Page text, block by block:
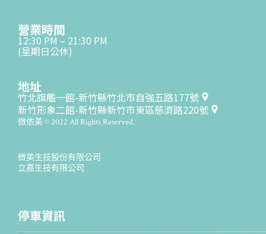
營業時間
12:30 PM – 21:30 PM
(星期日公休)
地址
竹北旗艦一館-新竹縣竹北市自強五路177號
新竹形象二館-新竹縣新竹市東區慈濟路220號
微依美 © 2022 All Rights Reserved.
微美生技股份有限公司
立嘉生技有限公司
停車資訊